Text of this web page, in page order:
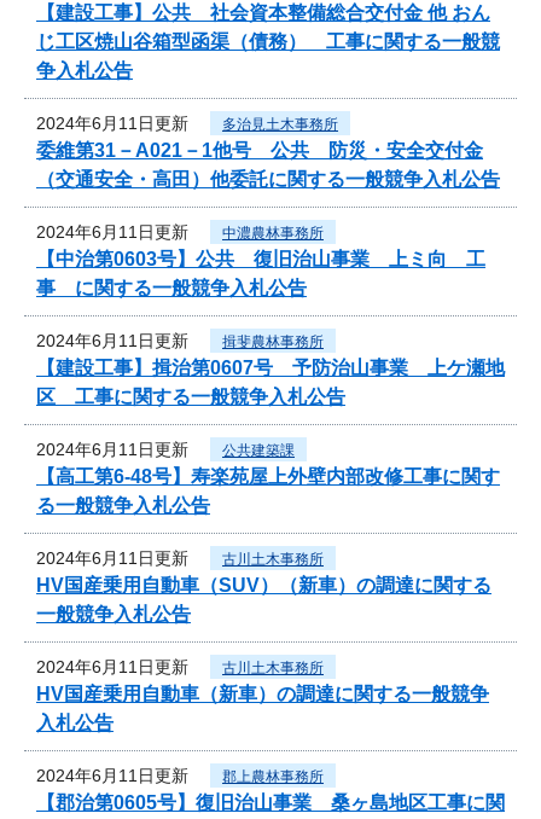
【建設工事】公共 社会資本整備総合交付金 他 おん
じ工区焼山谷箱型函渠（債務） 工事に関する一般競
争入札公告
2024年6月11日更新 多治見土木事務所
委維第31－A021－1他号 公共 防災・安全交付金
（交通安全・高田）他委託に関する一般競争入札公告
2024年6月11日更新 中濃農林事務所
【中治第0603号】公共 復旧治山事業 上ミ向 工
事 に関する一般競争入札公告
2024年6月11日更新 揖斐農林事務所
【建設工事】揖治第0607号 予防治山事業 上ケ瀬地
区 工事に関する一般競争入札公告
2024年6月11日更新 公共建築課
【高工第6-48号】寿楽苑屋上外壁内部改修工事に関す
る一般競争入札公告
2024年6月11日更新 古川土木事務所
HV国産乗用自動車（SUV）（新車）の調達に関する
一般競争入札公告
2024年6月11日更新 古川土木事務所
HV国産乗用自動車（新車）の調達に関する一般競争
入札公告
2024年6月11日更新 郡上農林事務所
【郡治第0605号】復旧治山事業 桑ヶ島地区工事に関